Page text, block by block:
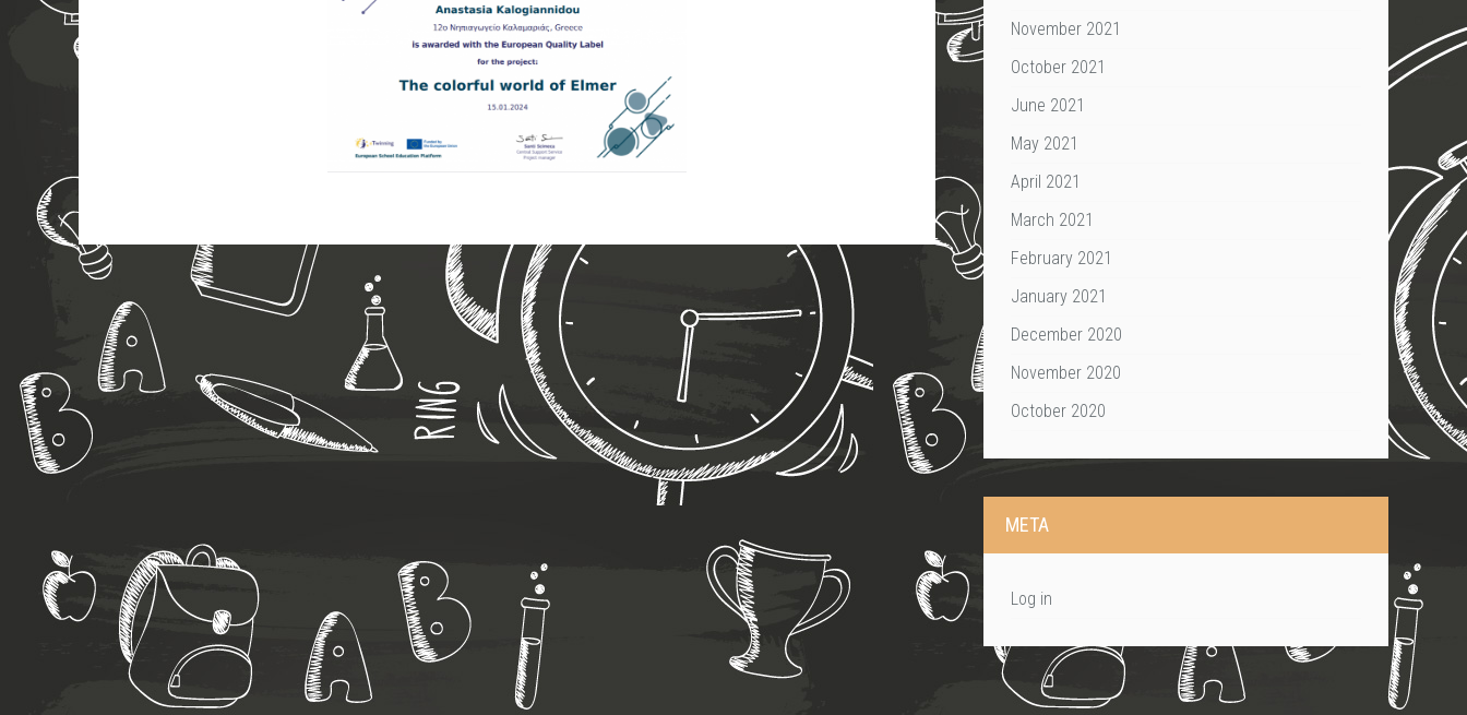
November 2021
October 2021
June 2021
May 2021
April 2021
March 2021
February 2021
January 2021
December 2020
November 2020
October 2020
META
Log in